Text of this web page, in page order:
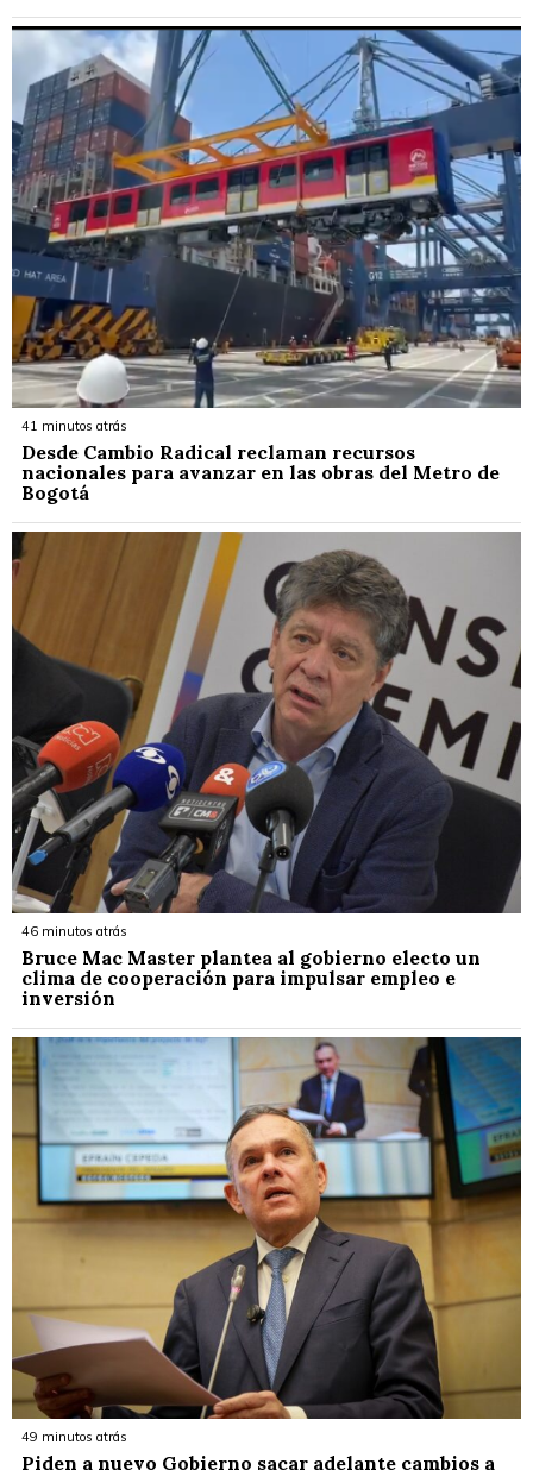
41 minutos atrás
Desde Cambio Radical reclaman recursos
nacionales para avanzar en las obras del Metro de
Bogotá
46 minutos atrás
Bruce Mac Master plantea al gobierno electo un
clima de cooperación para impulsar empleo e
inversión
49 minutos atrás
Piden a nuevo Gobierno sacar adelante cambios a